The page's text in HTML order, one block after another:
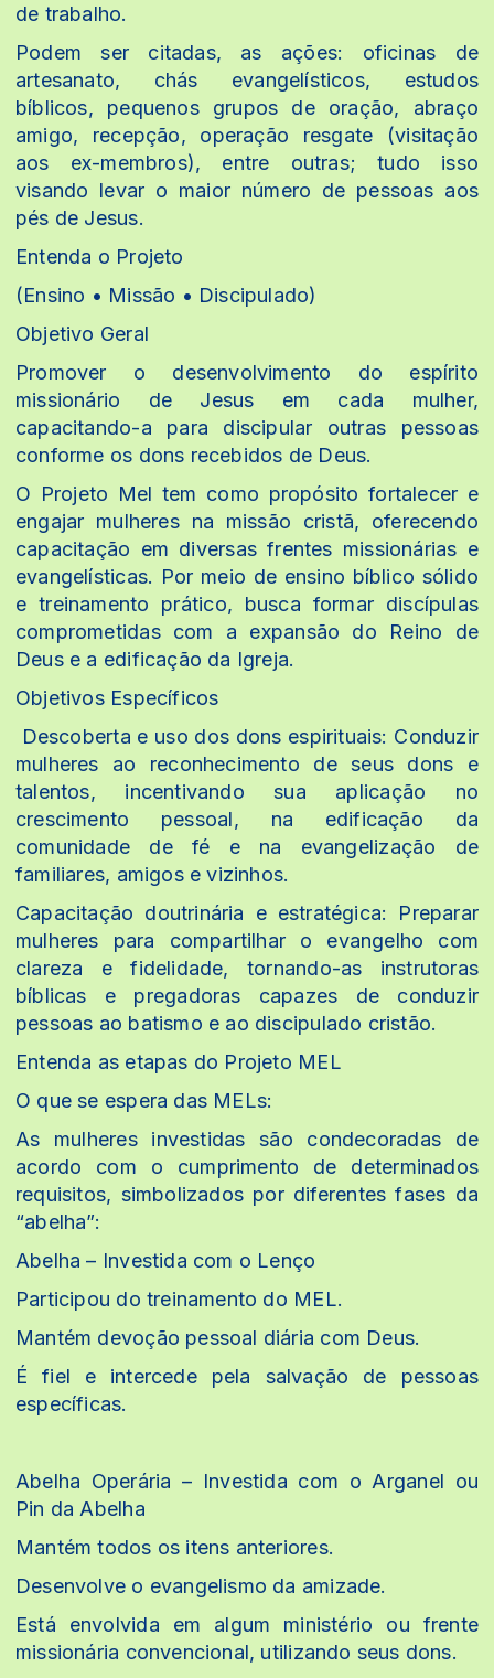
de trabalho.
Podem ser citadas, as ações: oficinas de
artesanato, chás evangelísticos, estudos
bíblicos, pequenos grupos de oração, abraço
amigo, recepção, operação resgate (visitação
aos ex-membros), entre outras; tudo isso
visando levar o maior número de pessoas aos
pés de Jesus.
Entenda o Projeto
(Ensino • Missão • Discipulado)
Objetivo Geral
Promover o desenvolvimento do espírito
missionário de Jesus em cada mulher,
capacitando-a para discipular outras pessoas
conforme os dons recebidos de Deus.
O Projeto Mel tem como propósito fortalecer e
engajar mulheres na missão cristã, oferecendo
capacitação em diversas frentes missionárias e
evangelísticas. Por meio de ensino bíblico sólido
e treinamento prático, busca formar discípulas
comprometidas com a expansão do Reino de
Deus e a edificação da Igreja.
Objetivos Específicos
Descoberta e uso dos dons espirituais: Conduzir
mulheres ao reconhecimento de seus dons e
talentos, incentivando sua aplicação no
crescimento pessoal, na edificação da
comunidade de fé e na evangelização de
familiares, amigos e vizinhos.
Capacitação doutrinária e estratégica: Preparar
mulheres para compartilhar o evangelho com
clareza e fidelidade, tornando-as instrutoras
bíblicas e pregadoras capazes de conduzir
pessoas ao batismo e ao discipulado cristão.
Entenda as etapas do Projeto MEL
O que se espera das MELs:
As mulheres investidas são condecoradas de
acordo com o cumprimento de determinados
requisitos, simbolizados por diferentes fases da
“abelha”:
Abelha – Investida com o Lenço
Participou do treinamento do MEL.
Mantém devoção pessoal diária com Deus.
É fiel e intercede pela salvação de pessoas
específicas.
Abelha Operária – Investida com o Arganel ou
Pin da Abelha
Mantém todos os itens anteriores.
Desenvolve o evangelismo da amizade.
Está envolvida em algum ministério ou frente
missionária convencional, utilizando seus dons.